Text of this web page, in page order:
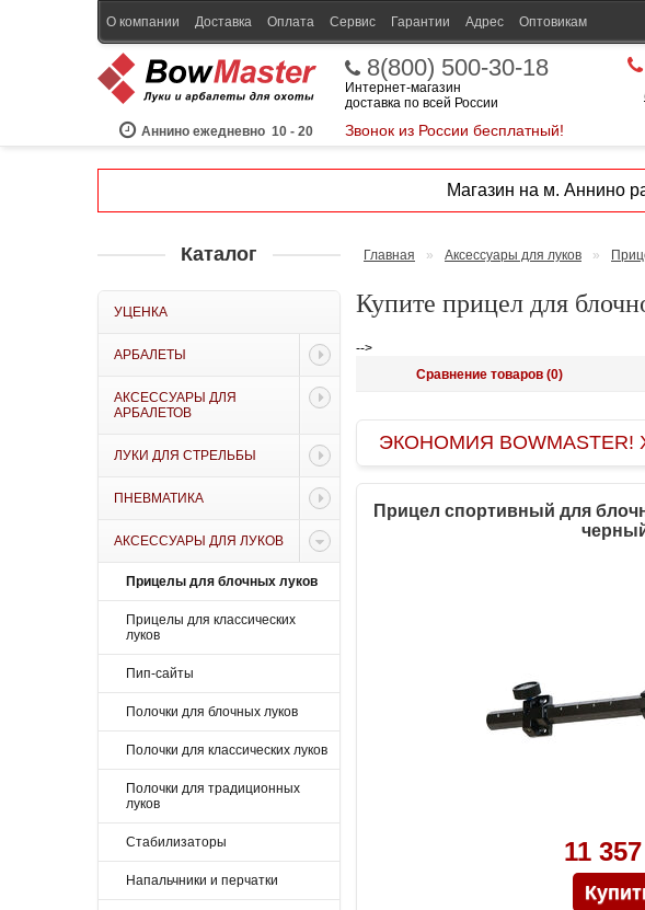
О компании Доставка Оплата Сервис Гарантии Адрес Оптовикам
Аннино ежедневно 10 - 20
8(800) 500-30-18
Интернет-магазин
доставка по всей России
Звонок из России бесплатный!
Магазин на м. Аннино
Каталог
УЦЕНКА
АРБАЛЕТЫ
АКСЕССУАРЫ ДЛЯ
АРБАЛЕТОВ
ЛУКИ ДЛЯ СТРЕЛЬБЫ
ПНЕВМАТИКА
АКСЕССУАРЫ ДЛЯ ЛУКОВ
Прицелы для блочных луков
Прицелы для классических
луков
Пип-сайты
Полочки для блочных луков
Полочки для классических луков
Полочки для традиционных
луков
Стабилизаторы
Напальчники и перчатки
Главная » Аксессуары для луков »
Купите прицел для
-->
Сравнение товаров (0)
ЭКОНОМИЯ BOWMASTER!
Прицел спортивный для
11